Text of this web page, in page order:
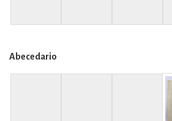
Abecedario